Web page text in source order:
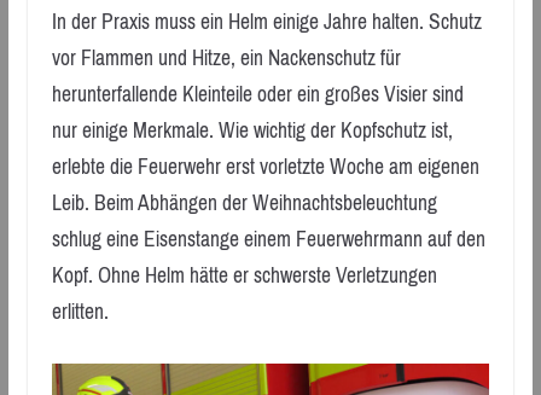
In der Praxis muss ein Helm einige Jahre halten. Schutz
vor Flammen und Hitze, ein Nackenschutz für
herunterfallende Kleinteile oder ein großes Visier sind
nur einige Merkmale. Wie wichtig der Kopfschutz ist,
erlebte die Feuerwehr erst vorletzte Woche am eigenen
Leib. Beim Abhängen der Weihnachtsbeleuchtung
schlug eine Eisenstange einem Feuerwehrmann auf den
Kopf. Ohne Helm hätte er schwerste Verletzungen
erlitten.